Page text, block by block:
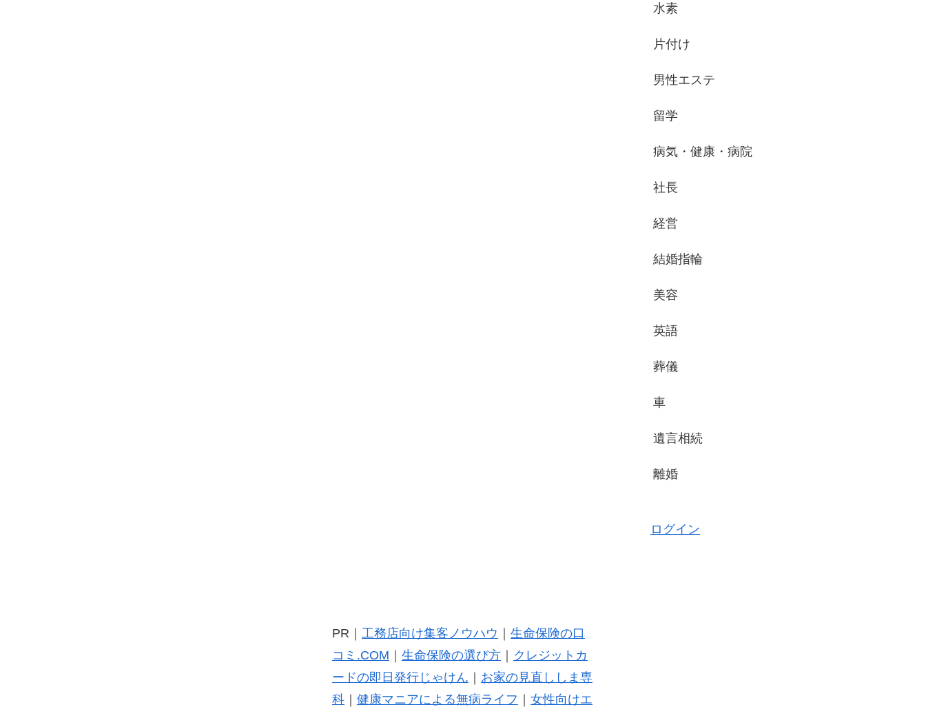
水素
片付け
男性エステ
留学
病気・健康・病院
社長
経営
結婚指輪
美容
英語
葬儀
車
遺言相続
離婚
ログイン
PR｜ 工務店向け集客ノウハウ
生命保険の口
コミ.COM
生命保険の選び方｜
クレジットカ
ードの即日発行じゃけん
お家の見直ししま専
科｜ 健康マニアによる無病ライフ 女性向けエ